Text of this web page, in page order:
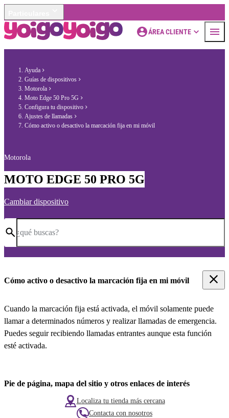
ÁREA CLIENTE
Ayuda
Guías de dispositivos
Motorola
Moto Edge 50 Pro 5G
Configura tu dispositivo
Ajustes de llamadas
Cómo activo o desactivo la marcación fija en mi móvil
Motorola
MOTO EDGE 50 PRO 5G
Cambiar dispositivo
¿qué buscas?
Cómo activo o desactivo la marcación fija en mi móvil
Cuando la marcación fija está activada, el móvil solamente puede
llamar a determinados números y realizar llamadas de emergencia.
Puedes seguir recibiendo llamadas entrantes aunque esta función
esté activada.
Pie de página, mapa del sitio y otros enlaces de interés
Localiza tu tienda más cercana
Contacta con nosotros